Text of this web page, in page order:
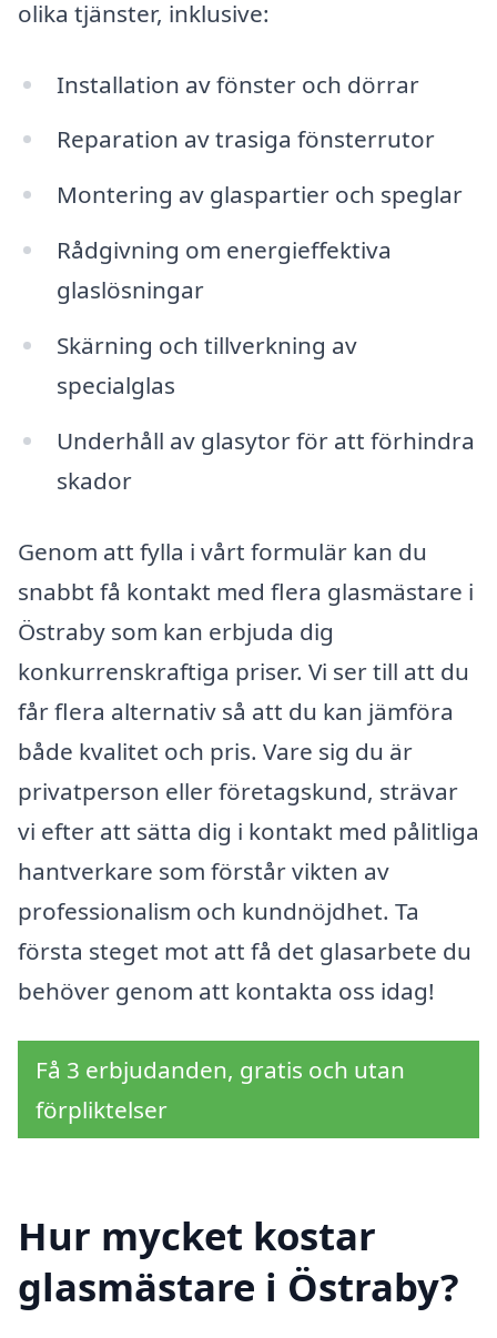
olika tjänster, inklusive:
Installation av fönster och dörrar
Reparation av trasiga fönsterrutor
Montering av glaspartier och speglar
Rådgivning om energieffektiva
glaslösningar
Skärning och tillverkning av
specialglas
Underhåll av glasytor för att förhindra
skador
Genom att fylla i vårt formulär kan du
snabbt få kontakt med flera glasmästare i
Östraby som kan erbjuda dig
konkurrenskraftiga priser. Vi ser till att du
får flera alternativ så att du kan jämföra
både kvalitet och pris. Vare sig du är
privatperson eller företagskund, strävar
vi efter att sätta dig i kontakt med pålitliga
hantverkare som förstår vikten av
professionalism och kundnöjdhet. Ta
första steget mot att få det glasarbete du
behöver genom att kontakta oss idag!
Få 3 erbjudanden, gratis och utan
förpliktelser
Hur mycket kostar
glasmästare i Östraby?